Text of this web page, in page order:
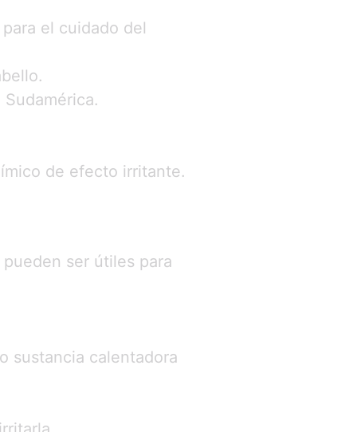
el cuidado del
de efecto irritante.
ser útiles para
sustancia calentadora